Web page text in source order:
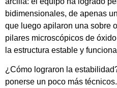
bidimensionales, de apenas
que luego apilaron una sobre
pilares microscópicos de
la estructura estable y
¿Cómo lograron la
ponerse un poco más